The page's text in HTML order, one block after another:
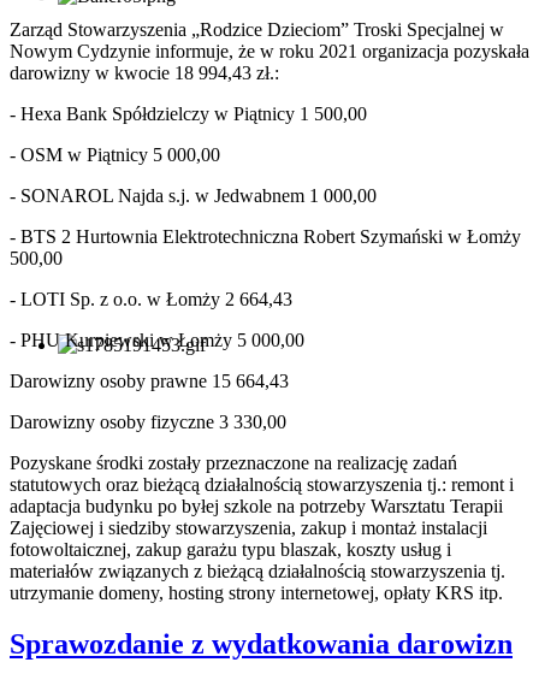
Zarząd Stowarzyszenia „Rodzice Dzieciom” Troski Specjalnej w
Nowym Cydzynie informuje, że w roku 2021 organizacja pozyskała
darowizny w kwocie 18 994,43 zł.:
- Hexa Bank Spółdzielczy w Piątnicy 1 500,00
- OSM w Piątnicy 5 000,00
- SONAROL Najda s.j. w Jedwabnem 1 000,00
- BTS 2 Hurtownia Elektrotechniczna Robert Szymański w Łomży
500,00
- LOTI Sp. z o.o. w Łomży 2 664,43
- PHU Kurpiewski w Łomży 5 000,00
Darowizny osoby prawne 15 664,43
Darowizny osoby fizyczne 3 330,00
Pozyskane środki zostały przeznaczone na realizację zadań
statutowych oraz bieżącą działalnością stowarzyszenia tj.: remont i
adaptacja budynku po byłej szkole na potrzeby Warsztatu Terapii
Zajęciowej i siedziby stowarzyszenia, zakup i montaż instalacji
fotowoltaicznej, zakup garażu typu blaszak, koszty usług i
materiałów związanych z bieżącą działalnością stowarzyszenia tj.
utrzymanie domeny, hosting strony internetowej, opłaty KRS itp.
Sprawozdanie z wydatkowania darowizn